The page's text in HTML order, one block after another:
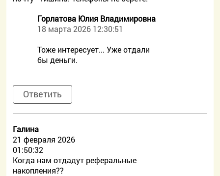
Горлатова Юлия Владимировна
18 марта 2026 12:30:51
Тоже интересует... Уже отдали
бы деньги.
Ответить
Галина
21 февраля 2026
01:50:32
Когда нам отдадут реферальные
накопления??